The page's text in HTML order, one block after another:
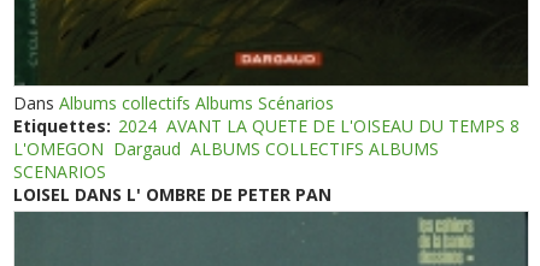
DansAlbums collectifs Albums Scénarios
Etiquettes: 2024 AVANT LA QUETE DE L'OISEAU DU TEMPS 8
L'OMEGON Dargaud ALBUMS COLLECTIFS ALBUMS
SCENARIOS
LOISEL DANS L' OMBRE DE PETER PAN